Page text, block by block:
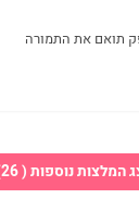
תואם את התמורה
המלצות נוספות ( 26)